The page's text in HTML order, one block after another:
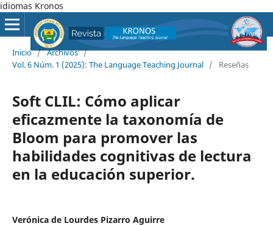
idiomas Kronos
Inicio / Archivos /
Vol. 6 Núm. 1 (2025): The Language Teaching Journal / Reseñas
Soft CLIL: Cómo aplicar
eficazmente la taxonomía de
Bloom para promover las
habilidades cognitivas de lectura
en la educación superior.
Verónica de Lourdes Pizarro Aguirre